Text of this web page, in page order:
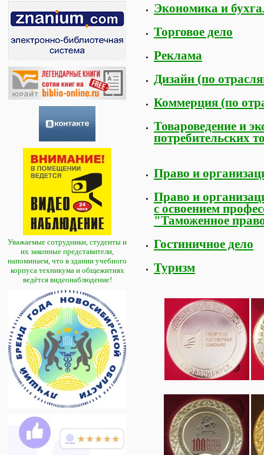
Уважаемые сотрудники, студенты и
их законные представители,
напоминаем, что в здании учебного
корпуса техникума и общежитиях
ведётся видеонаблюдение!
Экономика и
Торговое дело
Реклама
Дизайн (по
Коммерция (по
Товароведение и
потребительских
Право и
Право и
с освоением
"Таможенное
Гостиничное дело
Туризм